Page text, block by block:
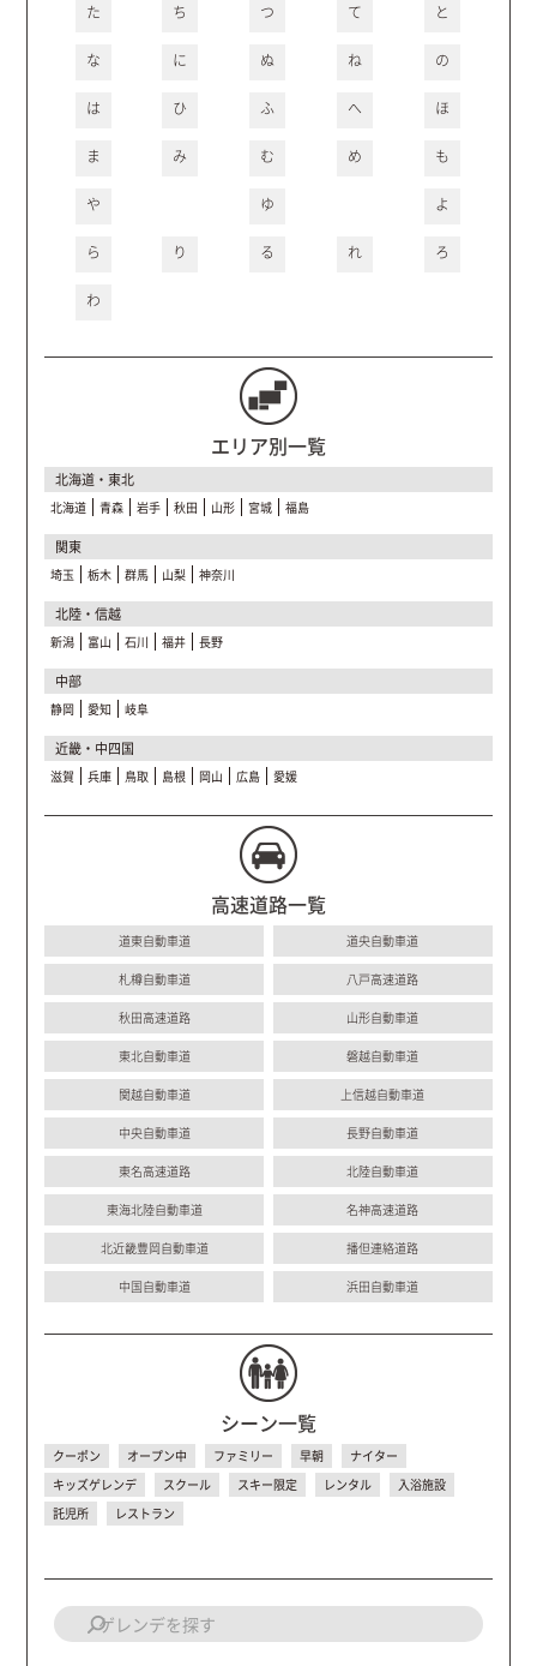
た ち つ て と
な に ぬ ね の
は ひ ふ へ ほ
ま み む め も
や ゆ よ
ら り る れ ろ
わ
エリア別一覧
北海道・東北
北海道 青森 岩手 秋田 山形 宮城 福島
関東
埼玉 栃木 群馬 山梨 神奈川
北陸・信越
新潟 富山 石川 福井 長野
中部
静岡 愛知 岐阜
近畿・中四国
滋賀 兵庫 鳥取 島根 岡山 広島 愛媛
高速道路一覧
道東自動車道 道央自動車道
札樽自動車道 八戸高速道路
秋田高速道路 山形自動車道
東北自動車道 磐越自動車道
関越自動車道 上信越自動車道
中央自動車道 長野自動車道
東名高速道路 北陸自動車道
東海北陸自動車道 名神高速道路
北近畿豊岡自動車道 播但連絡道路
中国自動車道 浜田自動車道
シーン一覧
クーポン オープン中 ファミリー 早朝
ナイター
キッズゲレンデ
スクール スキー限定 レンタル
入浴施設
託児所
レストラン